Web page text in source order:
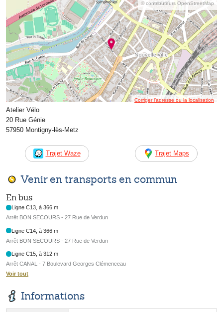
© contributeurs OpenStreetMap
Corriger l’adresse ou la localisation
Atelier Vélo
20 Rue Génie
57950 Montigny-lès-Metz
Trajet Waze Trajet Maps
Venir en transports en commun
En bus
Ligne C13, à 366 m
Arrêt BON SECOURS - 27 Rue de Verdun
Ligne C14, à 366 m
Arrêt BON SECOURS - 27 Rue de Verdun
Ligne C15, à 312 m
Arrêt CANAL - 7 Boulevard Georges Clémenceau
Voir tout
Informations